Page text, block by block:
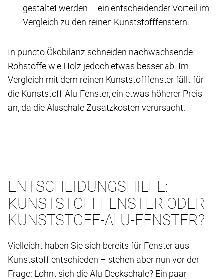
gestaltet werden – ein entscheidender Vorteil im
Vergleich zu den reinen Kunststofffenstern.
In puncto Ökobilanz schneiden nachwachsende
Rohstoffe wie Holz jedoch etwas besser ab. Im
Vergleich mit dem reinen Kunststofffenster fällt für
die Kunststoff-Alu-Fenster, ein etwas höherer Preis
an, da die Aluschale Zusatzkosten verursacht.
ENTSCHEIDUNGSHILFE:
KUNSTSTOFFFENSTER ODER
KUNSTSTOFF-ALU-FENSTER?
Vielleicht haben Sie sich bereits für Fenster aus
Kunststoff entschieden – stehen aber nun vor der
Frage: Lohnt sich die Alu-Deckschale? Ein paar